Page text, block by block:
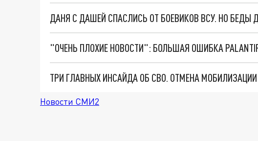
ДАНЯ С ДАШЕЙ СПАСЛИСЬ ОТ БОЕВИКОВ ВСУ. НО
Новости СМИ2